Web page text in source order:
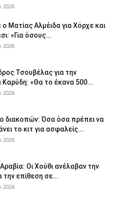
2026
ο Ματίας Αλμέιδα για Χόρχε και
«Για όσους...
2026
Τσουβέλας για την
Καρύδη: «Θα το έκανα 500...
2026
διακοπών: Όσα όσα πρέπει να
το κιτ για ασφαλείς...
2026
Οι Χούθι ανέλαβαν την
την επίθεση σε...
2026